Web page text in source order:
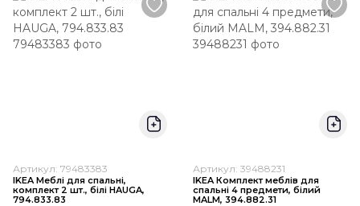
Артикул: 79483383
IKEA Меблі для спальні,
комплект 2 шт., білі HAUGA,
794.833.83
Артикул: 39488231
IKEA Комплект меблів для
спальні 4 предмети, білий
MALM, 394.882.31